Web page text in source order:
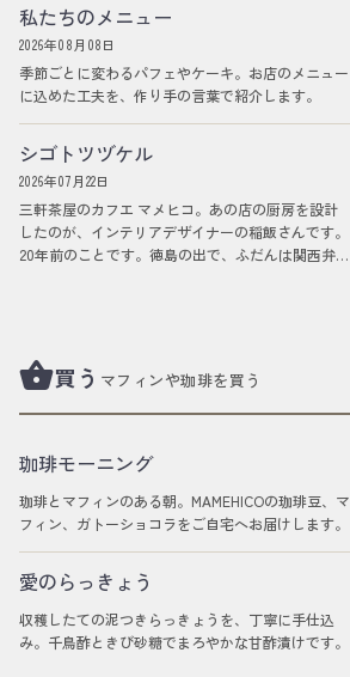
私たちのメニュー
2026年08月08日
季節ごとに変わるパフェやケーキ。お店のメニュー
に込めた工夫を、作り手の言葉で紹介します。
シゴトツヅケル
2026年07月22日
三軒茶屋のカフエ マメヒコ。あの店の厨房を設計
したのが、インテリアデザイナーの稲飯さんです。
20年前のことです。徳島の出で、ふだんは関西弁の
shopping_basket買う マフィンや珈琲を買う
珈琲モーニング
珈琲とマフィンのある朝。MAMEHICOの珈琲豆、マ
フィン、ガトーショコラをご自宅へお届けします。
愛のらっきょう
収穫したての泥つきらっきょうを、丁寧に手仕込
み。千鳥酢ときび砂糖でまろやかな甘酢漬けです。